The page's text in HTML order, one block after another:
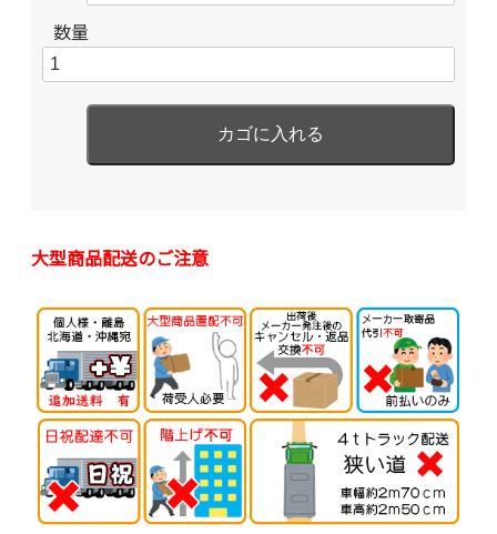
数量
大型商品配送のご注意